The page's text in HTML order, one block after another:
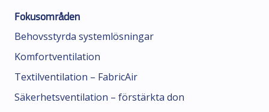
Fokusområden
Behovsstyrda systemlösningar
Komfortventilation
Textilventilation – FabricAir
Säkerhetsventilation – förstärkta don